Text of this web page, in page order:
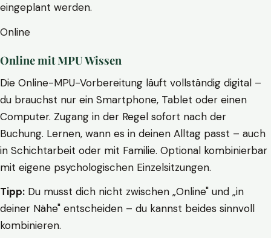
eingeplant werden.
Online
Online mit MPU Wissen
Die Online-MPU-Vorbereitung läuft vollständig digital –
du brauchst nur ein Smartphone, Tablet oder einen
Computer. Zugang in der Regel sofort nach der
Buchung. Lernen, wann es in deinen Alltag passt – auch
in Schichtarbeit oder mit Familie. Optional kombinierbar
mit eigene psychologischen Einzelsitzungen.
Tipp: Du musst dich nicht zwischen „Online" und „in
deiner Nähe" entscheiden – du kannst beides sinnvoll
kombinieren.